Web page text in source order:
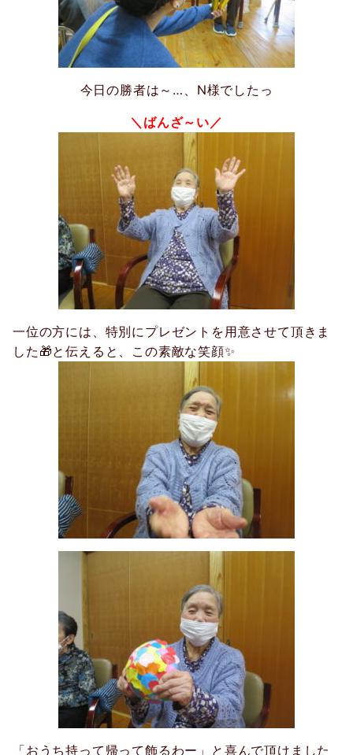
今日の勝者は～…、N様でしたっ
＼ばんざ～い／
一位の方には、特別にプレゼントを用意させて頂きま
した🎁と伝えると、この素敵な笑顔✨
「おうち持って帰って飾るわー」と喜んで頂けました